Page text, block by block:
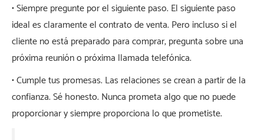
• Siempre pregunte por el siguiente paso. El siguiente paso
ideal es claramente el contrato de venta. Pero incluso si el
cliente no está preparado para comprar, pregunta sobre una
próxima reunión o próxima llamada telefónica.
• Cumple tus promesas. Las relaciones se crean a partir de la
confianza. Sé honesto. Nunca prometa algo que no puede
proporcionar y siempre proporciona lo que prometiste.